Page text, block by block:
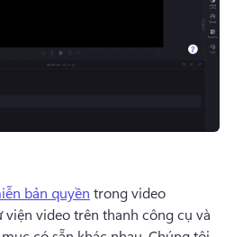
bản quyền trong video
viện video trên thanh công cụ và